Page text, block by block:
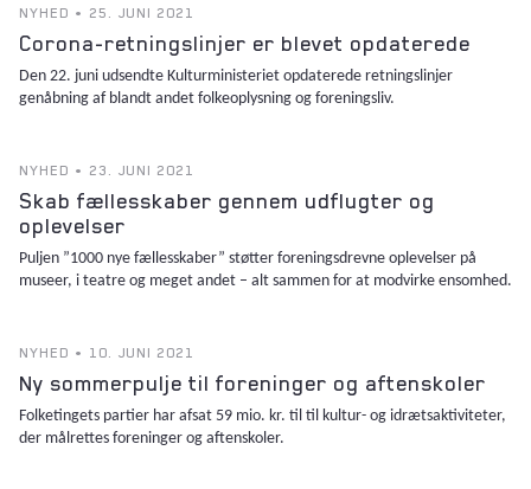
NYHED • 25. JUNI 2021
Corona-retningslinjer er blevet opdaterede
Den 22. juni udsendte Kulturministeriet opdaterede retningslinjer
genåbning af blandt andet folkeoplysning og foreningsliv.
NYHED • 23. JUNI 2021
Skab fællesskaber gennem udflugter og
oplevelser
Puljen ”1000 nye fællesskaber” støtter foreningsdrevne oplevelser på
museer, i teatre og meget andet – alt sammen for at modvirke ensomhed.
NYHED • 10. JUNI 2021
Ny sommerpulje til foreninger og aftenskoler
Folketingets partier har afsat 59 mio. kr. til til kultur- og idrætsaktiviteter,
der målrettes foreninger og aftenskoler.